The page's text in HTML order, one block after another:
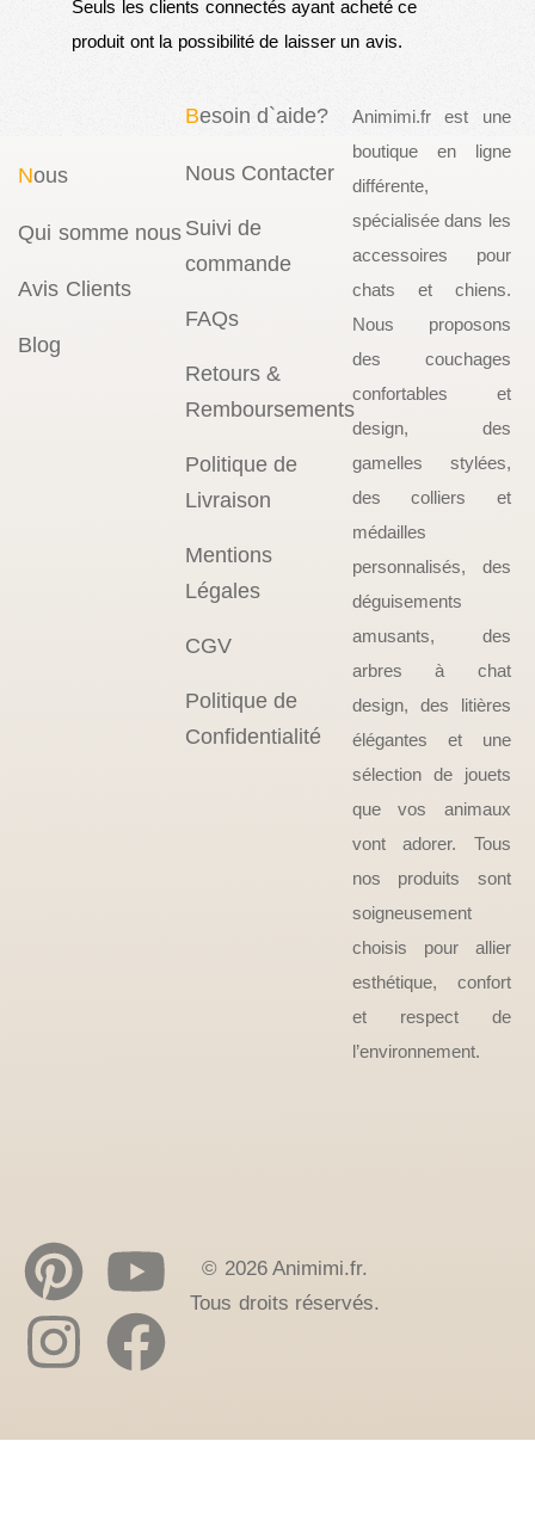
Seuls les clients connectés ayant acheté ce
produit ont la possibilité de laisser un avis.
Nous
Qui somme nous
Avis Clients
Blog
Besoin d`aide?
Nous Contacter
Suivi de
commande
FAQs
Retours &
Remboursements
Politique de
Livraison
Mentions
Légales
CGV
Politique de
Confidentialité
Animimi.fr est une
boutique en ligne
différente,
spécialisée dans les
accessoires pour
chats et chiens.
Nous proposons
des couchages
confortables et
design, des
gamelles stylées,
des colliers et
médailles
personnalisés, des
déguisements
amusants, des
arbres à chat
design, des litières
élégantes et une
sélection de jouets
que vos animaux
vont adorer. Tous
nos produits sont
soigneusement
choisis pour allier
esthétique, confort
et respect de
l’environnement.
© 2026 Animimi.fr.
Tous droits réservés.